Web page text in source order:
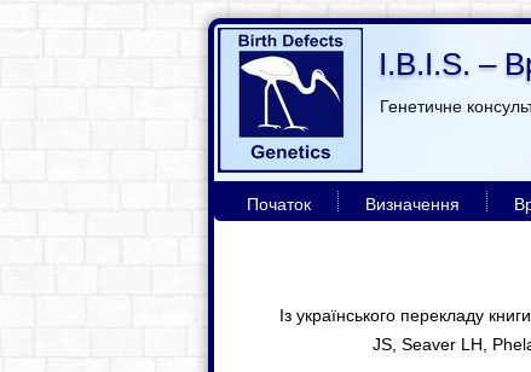
I.B.I.S. –
Генетичне
Початок Визначення
Із українського перекладу
JS, Seaver LH,